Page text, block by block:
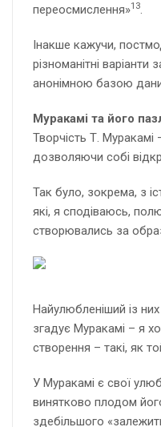
переосмислення»13.
Інакше кажучи,
різноманітні
анонімною базою
Муракамі та його
Творчість Т.
дозволяючи собі
Так було, зокрема, з
які, я сподіваюсь,
створювались за
Найулюбленіший із
згадує Муракамі – я
створення – такі, як
У Муракамі є свої
винятково плодом
здебільшого